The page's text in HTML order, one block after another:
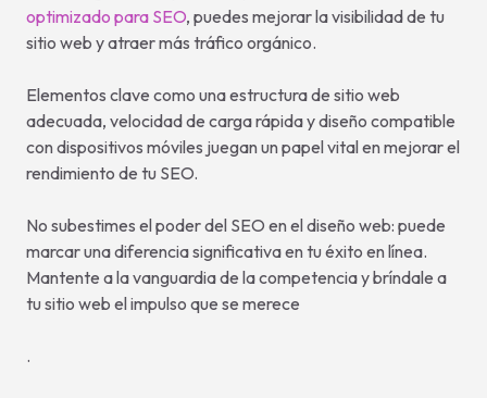
optimizado para SEO, puedes mejorar la visibilidad de tu
sitio web y atraer más tráfico orgánico.
Elementos clave como una estructura de sitio web
adecuada, velocidad de carga rápida y diseño compatible
con dispositivos móviles juegan un papel vital en mejorar el
rendimiento de tu SEO.
No subestimes el poder del SEO en el diseño web: puede
marcar una diferencia significativa en tu éxito en línea.
Mantente a la vanguardia de la competencia y bríndale a
tu sitio web el impulso que se merece
.